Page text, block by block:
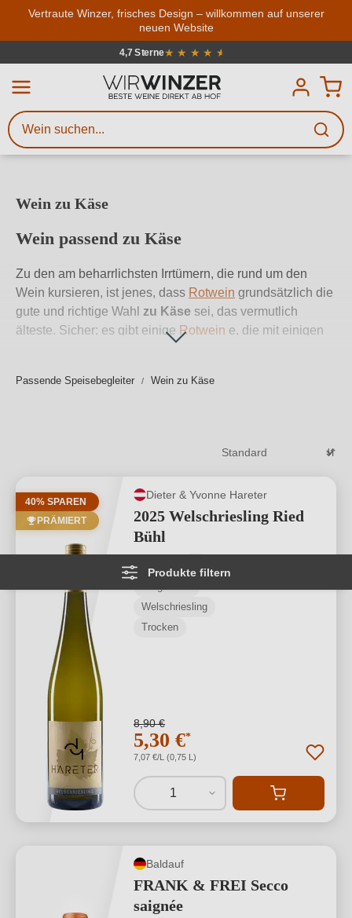
Zum Hauptinhalt springen
Vertraute Winzer, frisches Design – willkommen auf unserer
neuen Website
Über 4000 Winzer
Wein zu Käse
Wein passend zu Käse
Zu den am beharrlichsten Irrtümern, die rund um den
Wein kursieren, ist jenes, dass Rotwein grundsätzlich die
gute und richtige Wahl zu Käse sei, das vermutlich
älteste. Sicher: es gibt einige Rotwein e, die mit einigen
sich an die Geschmacksrezeptoren und verklebt dieses
Passende Speisebegleiter Wein zu Käse
Produkte filtern
40% SPAREN
PRÄMIERT
Dieter & Yvonne Hareter
2025 Welschriesling Ried
Bühl
Durchschnittliche Bewertung von 5
Welschriesling
Trocken
8,90 €
5,30 €*
7,07 €/L (0,75 L)
1
Baldauf
FRANK & FREI Secco
saignée
Weinsuche
Mindestens 3 Zeichen eingeben
Beschreiben Sie, welchen Wein
Sie suchen – ob nach Geschmack,